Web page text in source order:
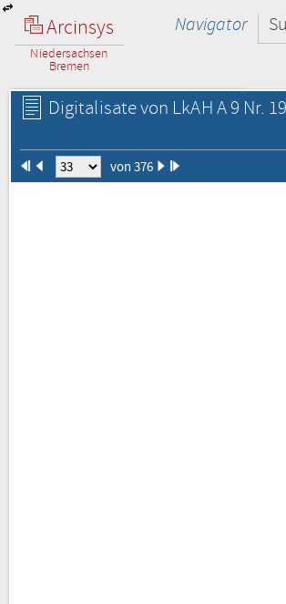
Arcinsys
Niedersachsen
Bremen
Navigator
Digitalisate von LkAH A 9 Nr.
von 376